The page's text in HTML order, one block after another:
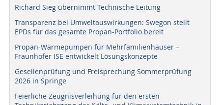
Richard Sieg übernimmt Technische Leitung
Transparenz bei Umweltauswirkungen: Swegon stellt
EPDs für das gesamte Propan-Portfolio bereit
Propan-Wärmepumpen für Mehrfamilienhäuser –
Fraunhofer ISE entwickelt Lösungskonzepte
Gesellenprüfung und Freisprechung Sommerprüfung
2026 in Springe
Feierliche Zeugnisverleihung für den ersten